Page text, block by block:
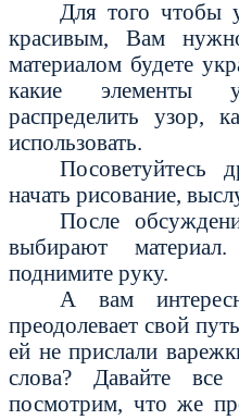
Для того чтобы
красивым, Вам
материалом будете
какие элементы
распределить узор,
использовать.
Посоветуйтесь
начать рисование,
После
выбирают
поднимите руку.
А вам
преодолевает свой
ей не прислали
слова? Давайте
посмотрим, что же